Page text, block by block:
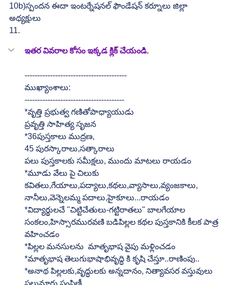
10b)స్పందన ఈదా ఇంటర్నేషనల్ ఫౌండేషన్ కర్నూలు జిల్లా
అధ్యక్షులు
11.
ఇతర వివరాల కోసం ఇక్కడ క్లిక్ చేయండి.
----------------------------------------
ముఖ్యాంశాలు:
---------------------------------------
*వృత్తి ప్రభుత్వ గణితోపాధ్యాయుడు
ప్రవృత్తి సాహిత్య సృజన
*36పుస్తకాలు ముద్రణ,
45 పురస్కారాలు,సత్కారాలు
పలు పుస్తకాలకు సమీక్షలు, ముందు మాటలు రాయడం
*మూడు వేలు పై చిలుకు
కవితలు,గేయాలు,పద్యాలు,కథలు,వ్యాసాలు,వ్యంజకాలు,
నానీలు,వెన్నెలమ్మ పదాలు,హైకూలు...రాయడం
*విద్యార్థులచే "చిట్టిచేతులు-గట్టిరాతలు" బాలగేయాల
సంకలం,హిస్సారమురవణి బడిపిల్లల కథల పుస్తకానికి కీలక పాత్ర
వహించడం
*పిల్లల మనసులను  మాతృభాష వైపు మళ్లించడం
*మాతృభాష తెలుగుభాషాభివృద్ధి కి కృషి చేస్తూ..రాణింపు..
*అనాథ పిల్లలకు,వృద్ధులకు అన్నదానం, నిత్యావసర వస్తువులు
పలుమార్లు పంపిణీ